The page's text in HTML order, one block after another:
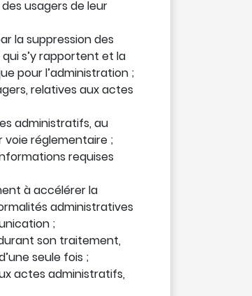
usagers de leur
la suppression des
s’y rapportent et la
pour l’administration ;
relatives aux actes
administratifs, au
voie réglementaire ;
requises
à accélérer la
administratives
;
son traitement,
seule fois ;
actes administratifs,